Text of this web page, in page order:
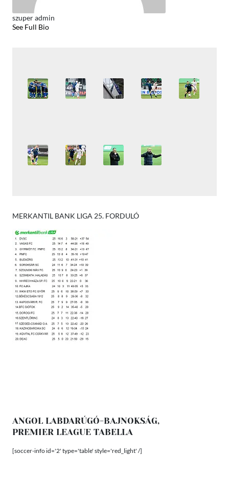
szuper admin
See Full Bio
MERKANTIL BANK LIGA 25. FORDULÓ
ANGOL LABDARÚGÓ-BAJNOKSÁG,
PREMIER LEAGUE TABELLA
[soccer-info id='2' type='table' style='red_light' /]